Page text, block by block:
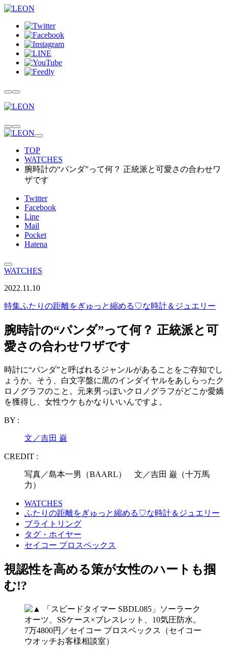
TOP
WATCHES
腕時計の“パンダ”って何？ 正統派と可愛さの合わせワ
ザです
Twitter
Facebook
Line
Mail
Pocket
Hatena
WATCHES
2022.11.10
特集ふたりの距離をぎゅっと縮める♡な時計＆ジュエリー
腕時計の“パンダ”って何？ 正統派と可
愛さの合わせワザです
時計に“パンダ”と呼ばれるジャンルがあることをご存知でし
ょうか。そう、白文字盤に黒のインダイヤルをあしらったク
ロノグラフのこと。元来男っぽいクロノグラフがどこか愛嬌
を獲得し、女性ウケもかなりいいんですよ。
BY :
文／吉田 巌
CREDIT :
写真／島本一男（BAARL） 文／吉田 巌（十万馬
力）
WATCHES
ふたりの距離をぎゅっと縮める♡な時計＆ジュエリー
ブライトリング
タグ・ホイヤー
セイコー プロスペックス
視認性を高める策が女性のハートも掴
む!?